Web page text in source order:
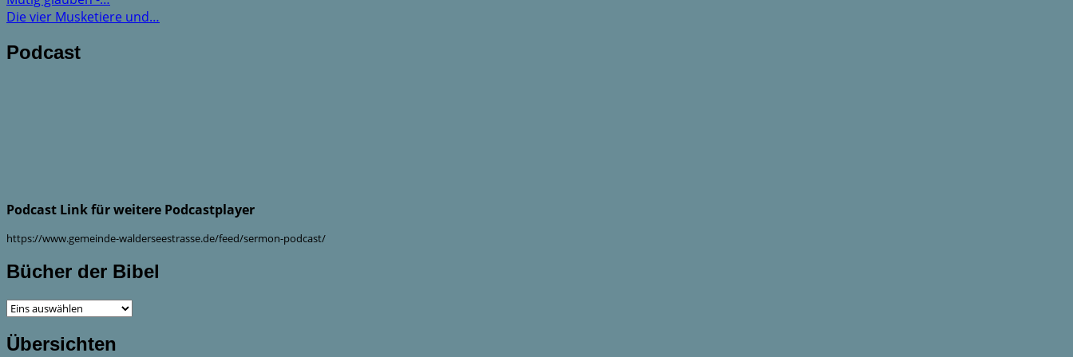
Die vier Musketiere und…
Podcast
Podcast Link für weitere Podcastplayer
https://www.gemeinde-walderseestrasse.de/feed/sermon-podcast/
Bücher der Bibel
Übersichten